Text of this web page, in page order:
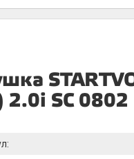
2.0i SC 0802